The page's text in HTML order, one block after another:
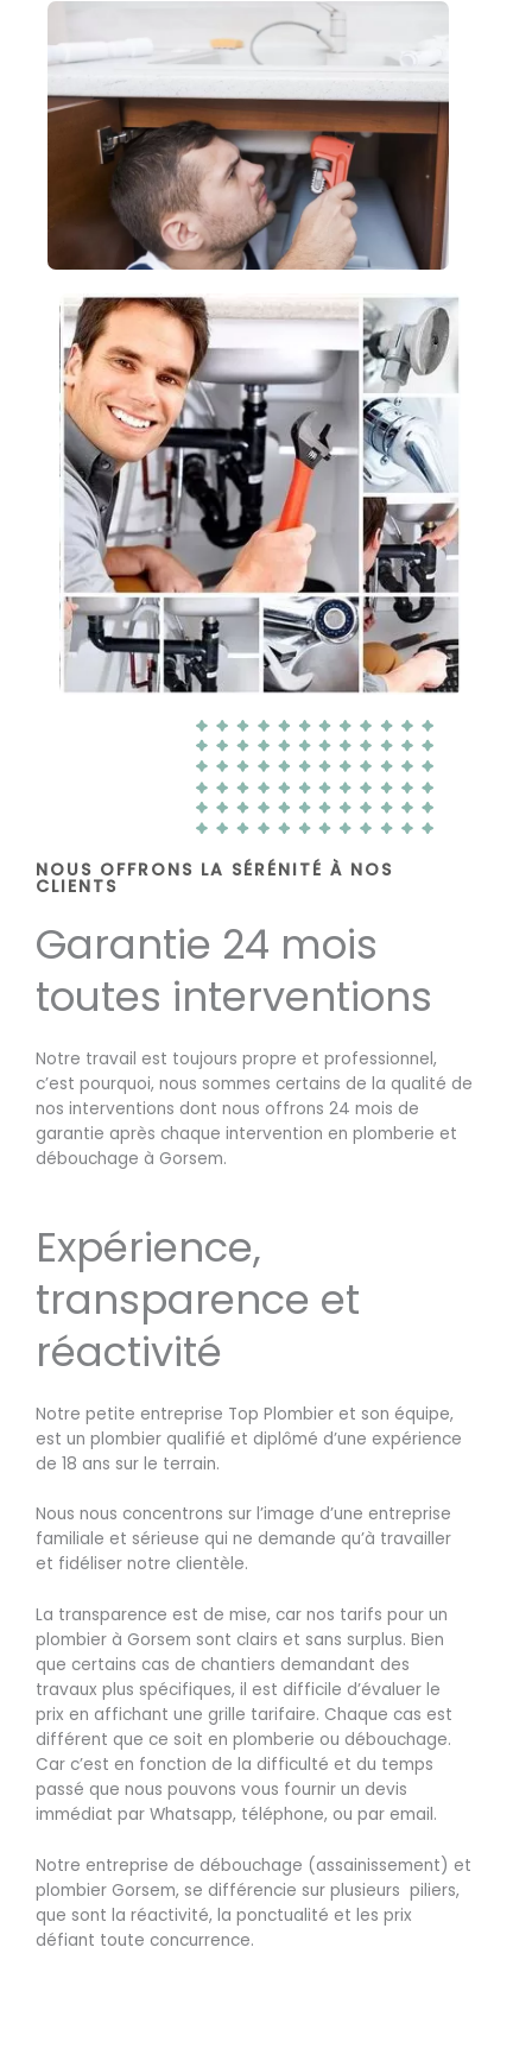
NOUS OFFRONS LA SÉRÉNITÉ À NOS
CLIENTS
Garantie 24 mois
toutes interventions
Notre travail est toujours propre et professionnel,
c’est pourquoi, nous sommes certains de la qualité de
nos interventions dont nous offrons 24 mois de
garantie après chaque intervention en plomberie et
débouchage à Gorsem.
Expérience,
transparence et
réactivité
Notre petite entreprise Top Plombier et son équipe,
est un plombier qualifié et diplômé d’une expérience
de 18 ans sur le terrain.
Nous nous concentrons sur l’image d’une entreprise
familiale et sérieuse qui ne demande qu’à travailler
et fidéliser notre clientèle.
La transparence est de mise, car nos tarifs pour un
plombier à Gorsem sont clairs et sans surplus. Bien
que certains cas de chantiers demandant des
travaux plus spécifiques, il est difficile d’évaluer le
prix en affichant une grille tarifaire. Chaque cas est
différent que ce soit en plomberie ou débouchage.
Car c’est en fonction de la difficulté et du temps
passé que nous pouvons vous fournir un devis
immédiat par Whatsapp, téléphone, ou par email.
Notre entreprise de débouchage (assainissement) et
plombier Gorsem, se différencie sur plusieurs piliers,
que sont la réactivité, la ponctualité et les prix
défiant toute concurrence.